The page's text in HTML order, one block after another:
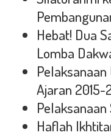
Hebat! Dua
Lomba
Ajaran 2015-
Haflah